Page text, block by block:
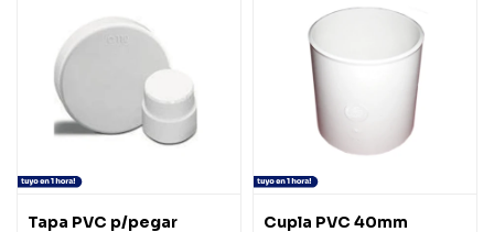
Tapa PVC p/pegar
Cupla PVC 40mm